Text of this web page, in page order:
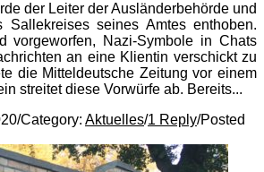
der Leiter der Ausländerbehörde und
Sallekreises seines Amtes enthoben.
vorgeworfen, Nazi-Symbole in Chats
an eine Klientin verschickt zu
die Mitteldeutsche Zeitung vor einem
streitet diese Vorwürfe ab. Bereits...
/Category: Aktuelles/1 Reply/Posted